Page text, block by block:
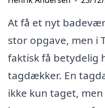
At få et nyt
stor opgave, men i
faktisk få betydelig
tagdækker. En
ikke kun taget,